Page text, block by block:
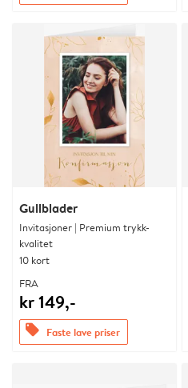
Gullblader
Invitasjoner | Premium trykk-
kvalitet
10 kort
FRA
kr 149,-
offers Faste lave priser